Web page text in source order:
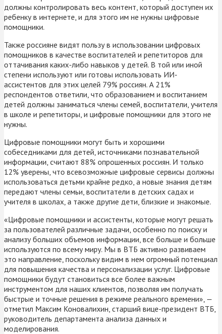
должны контролировать весь контент, который доступен их
ребенку в интернете, и для этого им не нужны цифровые
помощники.
Также россияне видят пользу в использовании цифровых
помощников в качестве воспитателей и репетиторов для
оттачивания каких-либо навыков у детей. В той или иной
степени используют или готовы использовать ИИ-
ассистентов для этих целей 79% россиян. А 21%
респондентов ответили, что образованием и воспитанием
детей должны заниматься члены семей, воспитатели, учителя
в школе и репетиторы, и цифровые помощники для этого не
нужны.
Цифровые помощники могут быть и хорошими
собеседниками для детей, источниками познавательной
информации, считают 88% опрошенных россиян. И только
12% уверены, что всевозможные цифровые сервисы должны
использоваться детьми крайне редко, а новые знания детям
передают члены семьи, воспитатели в детских садах и
учителя в школах, а также другие дети, близкие и знакомые.
«Цифровые помощники и ассистенты, которые могут решать
за пользователей различные задачи, особенно по поиску и
анализу больших объемов информации, все больше и больше
используются по всему миру. Мы в ВТБ активно развиваем
это направление, поскольку видим в нем огромный потенциал
для повышения качества и персонализации услуг. Цифровые
помощники будут становиться все более важным
инструментом для наших клиентов, позволяя им получать
быстрые и точные решения в режиме реального времени», —
отметил Максим Коновалихин, старший вице-президент ВТБ,
руководитель департамента анализа данных и
моделирования.